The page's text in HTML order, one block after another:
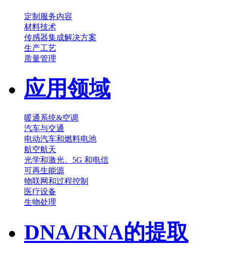
定制服务内容
材料技术
传感器集成解决方案
生产工艺
质量管理
应用领域
暖通系统&空调
汽车与交通
电动汽车和燃料电池
航空航天
光学和激光、5G 和电信
可再生能源
物联网和过程控制
医疗设备
生物处理
DNA/RNA的提取